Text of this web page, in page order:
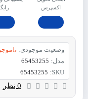
اکسپرس
وضعیت موجودی:
مدل: 65453255
SKU:
65453255
0 نظر